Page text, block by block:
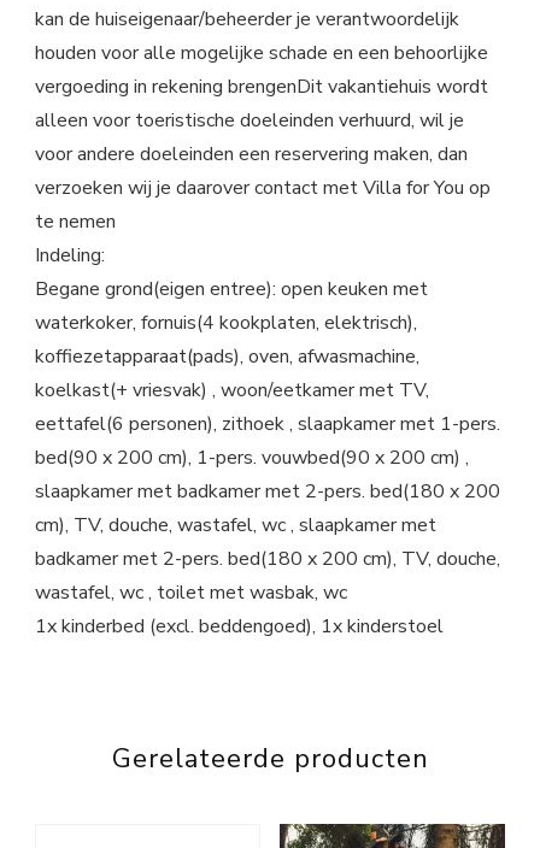
kan de huiseigenaar/beheerder je verantwoordelijk
houden voor alle mogelijke schade en een behoorlijke
vergoeding in rekening brengenDit vakantiehuis wordt
alleen voor toeristische doeleinden verhuurd, wil je
voor andere doeleinden een reservering maken, dan
verzoeken wij je daarover contact met Villa for You op
te nemen
Indeling:
Begane grond(eigen entree): open keuken met
waterkoker, fornuis(4 kookplaten, elektrisch),
koffiezetapparaat(pads), oven, afwasmachine,
koelkast(+ vriesvak) , woon/eetkamer met TV,
eettafel(6 personen), zithoek , slaapkamer met 1-pers.
bed(90 x 200 cm), 1-pers. vouwbed(90 x 200 cm) ,
slaapkamer met badkamer met 2-pers. bed(180 x 200
cm), TV, douche, wastafel, wc , slaapkamer met
badkamer met 2-pers. bed(180 x 200 cm), TV, douche,
wastafel, wc , toilet met wasbak, wc
1x kinderbed (excl. beddengoed), 1x kinderstoel
Gerelateerde producten